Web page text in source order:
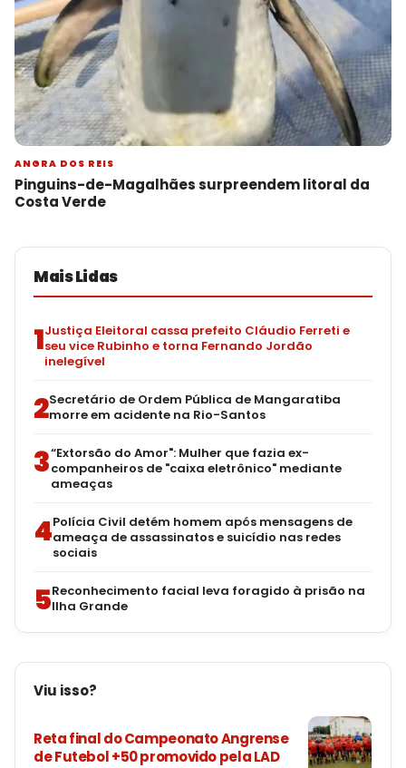
ANGRA DOS REIS
Pinguins-de-Magalhães surpreendem litoral da
Costa Verde
Mais Lidas
1Justiça Eleitoral cassa prefeito Cláudio Ferreti e
seu vice Rubinho e torna Fernando Jordão
inelegível
2Secretário de Ordem Pública de Mangaratiba
morre em acidente na Rio-Santos
3“Extorsão do Amor": Mulher que fazia ex-
companheiros de "caixa eletrônico" mediante
ameaças
4Polícia Civil detém homem após mensagens de
ameaça de assassinatos e suicídio nas redes
sociais
5Reconhecimento facial leva foragido à prisão na
Ilha Grande
Viu isso?
Reta final do Campeonato Angrense
de Futebol +50 promovido pela LAD